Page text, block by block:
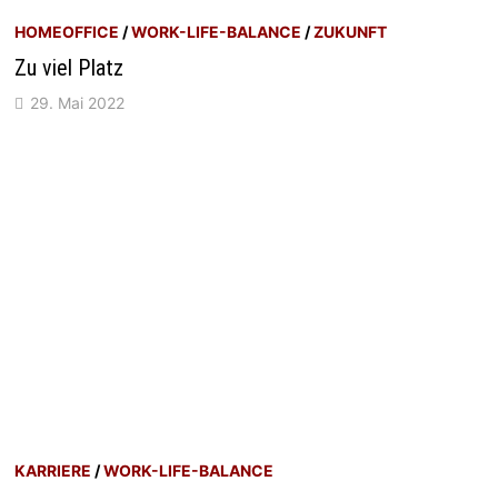
HOMEOFFICE /WORK-LIFE-BALANCE /ZUKUNFT
Zu viel Platz
29. Mai 2022
KARRIERE /WORK-LIFE-BALANCE